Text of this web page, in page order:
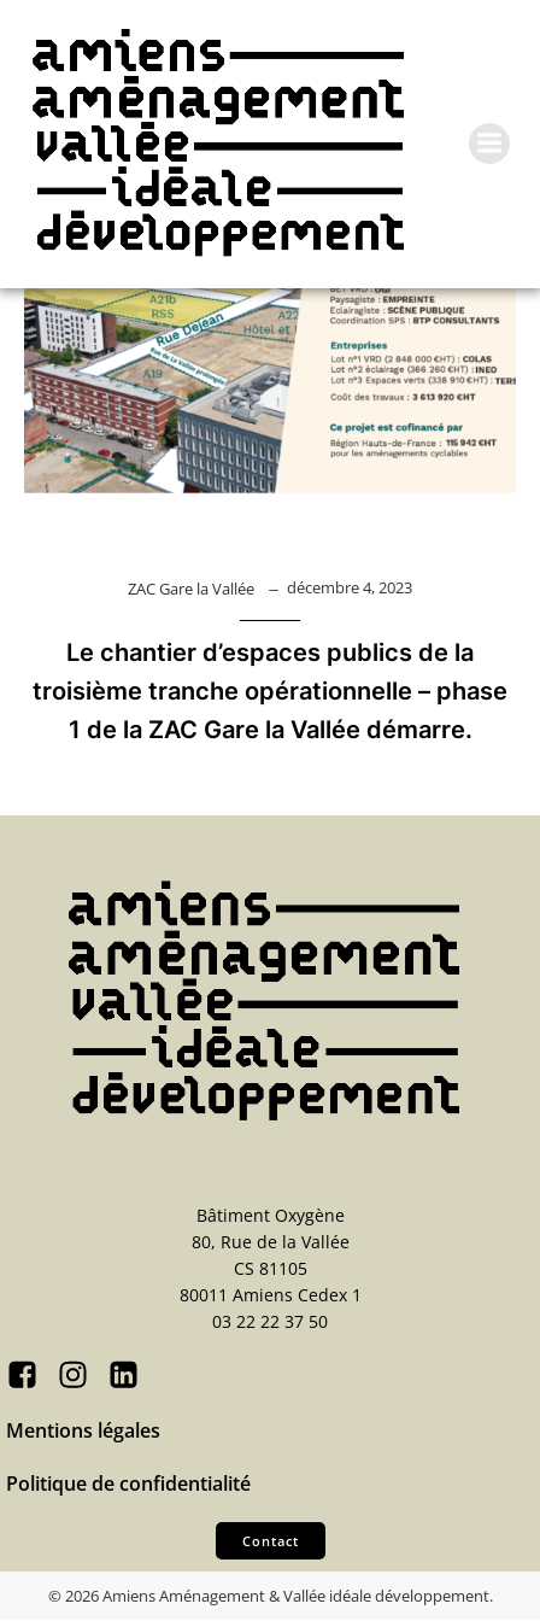
ZAC Gare la Vallée décembre 4, 2023
Le chantier d’espaces publics de la
troisième tranche opérationnelle – phase
1 de la ZAC Gare la Vallée démarre.
Bâtiment Oxygène
80, Rue de la Vallée
CS 81105
80011 Amiens Cedex 1
03 22 22 37 50
Mentions légales
Politique de confidentialité
Contact
© 2026 Amiens Aménagement & Vallée idéale développement.